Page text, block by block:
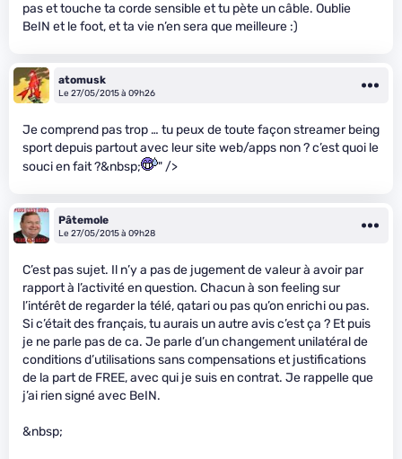
pas et touche ta corde sensible et tu pète un câble. Oublie
BeIN et le foot, et ta vie n’en sera que meilleure :)
atomusk
Le 27/05/2015 à 09h26
Je comprend pas trop … tu peux de toute façon streamer being
sport depuis partout avec leur site web/apps non ? c’est quoi le
souci en fait ?&nbsp;
" />
Pâtemole
Le 27/05/2015 à 09h28
C’est pas sujet. Il n’y a pas de jugement de valeur à avoir par
rapport à l’activité en question. Chacun à son feeling sur
l’intérêt de regarder la télé, qatari ou pas qu’on enrichi ou pas.
Si c’était des français, tu aurais un autre avis c’est ça ? Et puis
je ne parle pas de ca. Je parle d’un changement unilatéral de
conditions d’utilisations sans compensations et justifications
de la part de FREE, avec qui je suis en contrat. Je rappelle que
j’ai rien signé avec BeIN.
&nbsp;